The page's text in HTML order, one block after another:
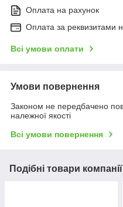
Оплата на рахунок
Оплата за реквизитами
Всі умови оплати
Умови повернення
Законом не передбачено
належної якості
Всі умови повернення
Подібні товари компанії